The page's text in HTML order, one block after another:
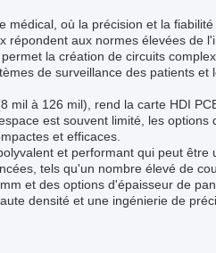
médical, où la précision et la
répondent aux normes élevées de
la création de circuits
de surveillance des patients et
mil à 126 mil), rend la carte HDI
est souvent limité, les options
et efficaces.
et performant qui peut être
tels qu'un nombre élevé de
et des options d'épaisseur de
densité et une ingénierie de